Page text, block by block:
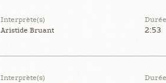
Interprète(s)
Aristide Bruant
Durée
2:53
Interprète(s)
Durée